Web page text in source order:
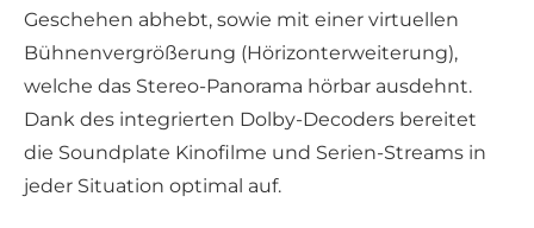
Geschehen abhebt, sowie mit einer virtuellen
Bühnenvergrößerung (Hörizonterweiterung),
welche das Stereo-Panorama hörbar ausdehnt.
Dank des integrierten Dolby-Decoders bereitet
die Soundplate Kinofilme und Serien-Streams in
jeder Situation optimal auf.